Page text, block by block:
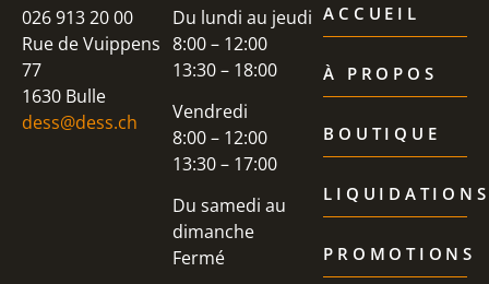
026 913 20 00
Rue de Vuippens
77
1630 Bulle
dess@dess.ch
Du lundi au jeudi
8:00 – 12:00
13:30 – 18:00
Vendredi
8:00 – 12:00
13:30 – 17:00
Du samedi au
dimanche
Fermé
ACCUEIL
À PROPOS
BOUTIQUE
LIQUIDATIONS
PROMOTIONS